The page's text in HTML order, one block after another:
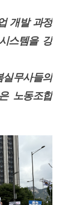
개발 과정
스템을 강
실무사들의
노동조합